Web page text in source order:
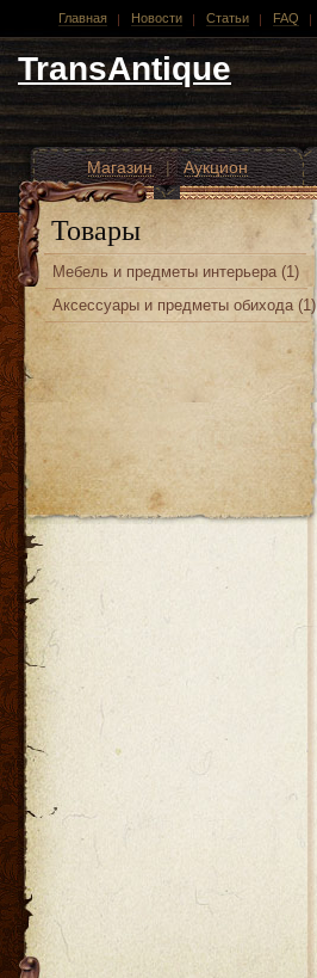
Главная Новости Статьи FAQ
TransAntique
Магазин | Аукцион
Другие стили
Товары
Мебель и предметы интерьера (1)
Аксессуары и предметы обихода (1)